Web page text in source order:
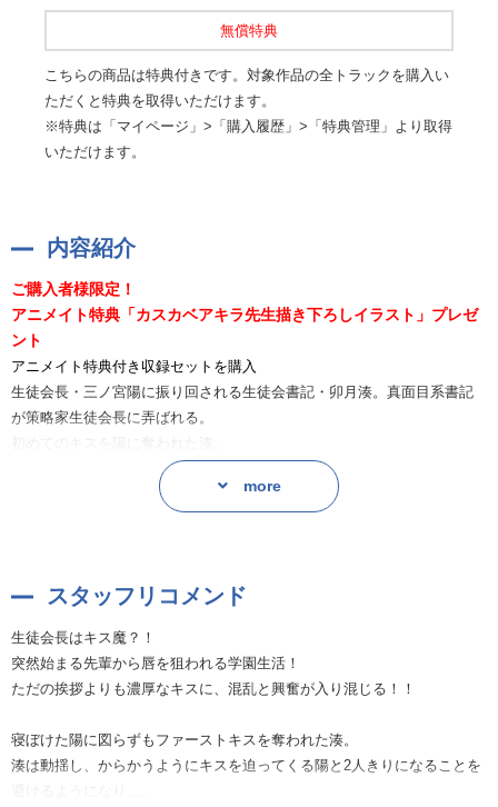
無償特典
こちらの商品は特典付きです。対象作品の全トラックを購入い
ただくと特典を取得いただけます。
※特典は「マイページ」>「購入履歴」>「特典管理」より取得
いただけます。
内容紹介
ご購入者様限定！
アニメイト特典「カスカベアキラ先生描き下ろしイラスト」プレゼ
ント
アニメイト特典付き収録セットを購入
生徒会長・三ノ宮陽に振り回される生徒会書記・卯月湊。真面目系書記
が策略家生徒会長に弄ばれる。
あたふたしている湊に「これから毎日挨拶でキスするから。慣れてよ」
more
スタッフリコメンド
生徒会長はキス魔？！
突然始まる先輩から唇を狙われる学園生活！
ただの挨拶よりも濃厚なキスに、混乱と興奮が入り混じる！！
寝ぼけた陽に図らずもファーストキスを奪われた湊。
湊は動揺し、からかうようにキスを迫ってくる陽と2人きりになることを